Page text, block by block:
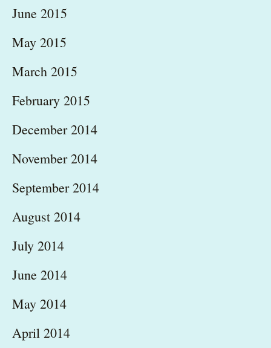
June 2015
May 2015
March 2015
February 2015
December 2014
November 2014
September 2014
August 2014
July 2014
June 2014
May 2014
April 2014